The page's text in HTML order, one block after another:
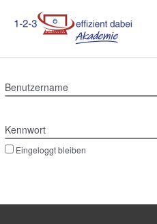
Inhalt
Benutzername
Kennwort
Eingeloggt bleiben